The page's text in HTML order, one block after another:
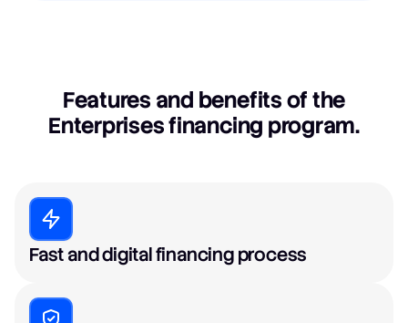
Features and benefits of the
Enterprises financing program.
Fast and digital financing process